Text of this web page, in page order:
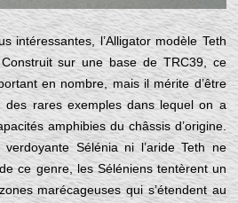
intéressantes, l’Alligator modèle Teth
sur une base de TRC39, ce
en nombre, mais il mérite d’être
des rares exemples dans lequel on a
amphibies du châssis d’origine.
Sélénia ni l’aride Teth ne
ce genre, les Séléniens tentèrent un
marécageuses qui s’étendent au